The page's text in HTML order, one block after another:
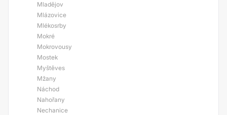
Mladějov
Mlázovice
Mlékosrby
Mokré
Mokrovousy
Mostek
Myštěves
Mžany
Náchod
Nahořany
Nechanice